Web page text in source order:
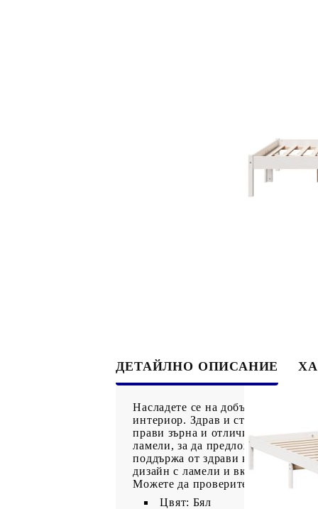
ДЕТАЙЛНО ОПИСАНИЕ
Насладете се на добър нощен сън
интериор. Здрав и стабилен
прави зърна и отличителни
ламели, за да предложи нужните
поддържа от здрави крака,
дизайн с ламели и включва
Можете да проверите нашия
Цвят: Бял